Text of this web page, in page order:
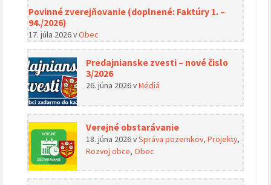
Povinné zverejňovanie (doplnené: Faktúry 1. –
94./2026)
17. júla 2026vObec
Predajnianske zvesti – nové čislo
3/2026
26. júna 2026vMédiá
Verejné obstarávanie
18. júna 2026vSpráva pozemkov, Projekty,
Rozvoj obce, Obec